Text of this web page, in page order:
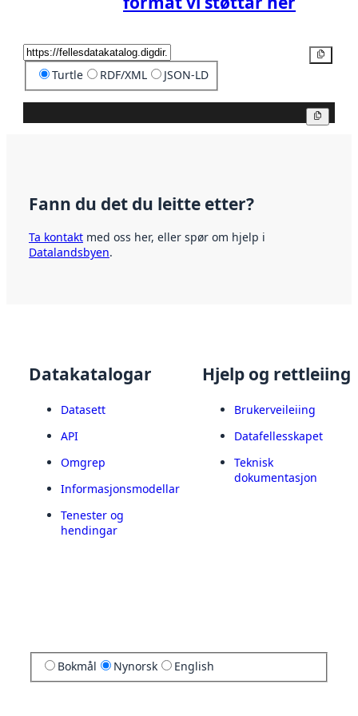
Turtle RDF/XML JSON-LD
Fann du det du leitte etter?
Ta kontakt med oss her, eller spør om hjelp i
Datalandsbyen.
Datakatalogar
Datasett
API
Omgrep
Informasjonsmodellar
Tenester og
hendingar
Hjelp og rettleiing
Brukerveileiing
Datafellesskapet
Teknisk
dokumentasjon
Bokmål Nynorsk English